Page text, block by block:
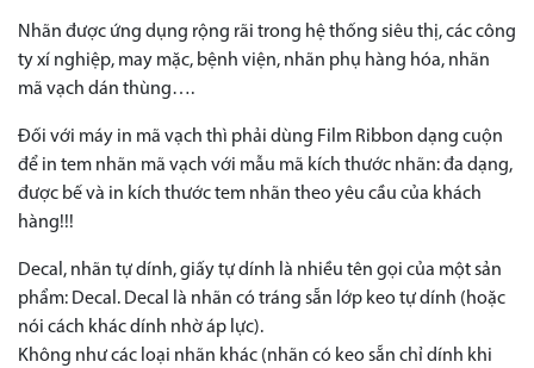
Nhãn được ứng dụng rộng rãi trong hệ thống siêu thị, các công
ty xí nghiệp, may mặc, bệnh viện, nhãn phụ hàng hóa, nhãn
mã vạch dán thùng….
Đối với máy in mã vạch thì phải dùng Film Ribbon dạng cuộn
để in tem nhãn mã vạch với mẫu mã kích thước nhãn: đa dạng,
được bế và in kích thước tem nhãn theo yêu cầu của khách
hàng!!!
Decal, nhãn tự dính, giấy tự dính là nhiều tên gọi của một sản
phẩm: Decal. Decal là nhãn có tráng sẵn lớp keo tự dính (hoặc
nói cách khác dính nhờ áp lực).
Không như các loại nhãn khác (nhãn có keo sẵn chỉ dính khi